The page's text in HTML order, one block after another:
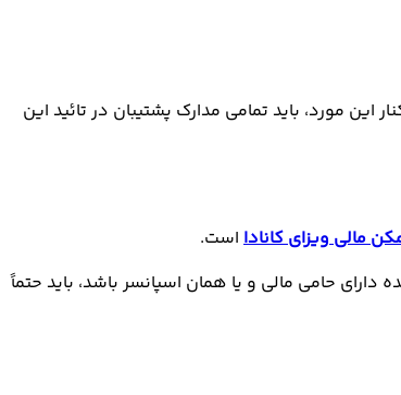
مورد، باید تمامی مدارک پشتیبان در تائید این
مالی ویزای کانادا است.
حامی مالی و یا همان اسپانسر باشد، باید حتماً